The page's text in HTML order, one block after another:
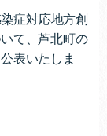
症対応地方創
て、芦北町の
表いたしま